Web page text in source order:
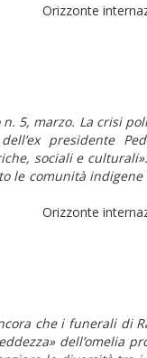
Orizzonte
n. 5, marzo. La crisi
presidente
sociali e
le comunità
Orizzonte
che i funerali di
dell’omelia